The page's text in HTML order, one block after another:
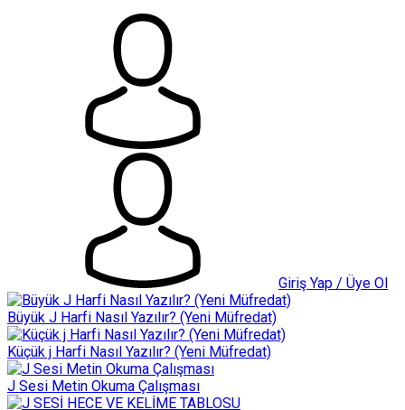
Giriş Yap / Üye Ol
Büyük J Harfi Nasıl Yazılır? (Yeni Müfredat)
Küçük j Harfi Nasıl Yazılır? (Yeni Müfredat)
J Sesi Metin Okuma Çalışması